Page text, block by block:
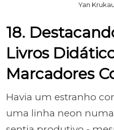
Yan
18.
Livros
Marcadores
Havia um estranho
uma linha neon numa